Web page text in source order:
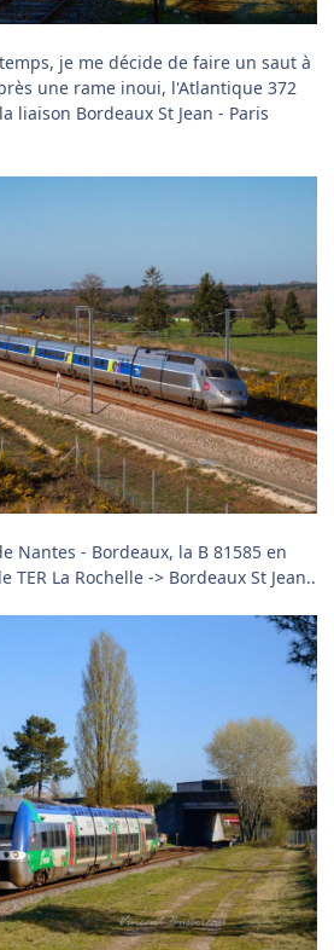
je me décide de faire un saut à
une rame inoui, l'Atlantique 372
liaison Bordeaux St Jean - Paris
Nantes - Bordeaux, la B 81585 en
TER La Rochelle -> Bordeaux St Jean..